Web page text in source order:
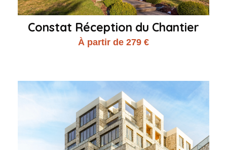
Constat Réception du Chantier
À partir de 279 €